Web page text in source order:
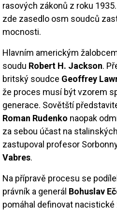
rasových zákonů z roku
zde zasedlo osm soudců
mocnosti.
Hlavním americkým
soudu Robert H. Jackson.
britský soudce Geoffrey
že proces musí být vzorem
generace. Sovětští
Roman Rudenko naopak
za sebou účast na
zastupoval profesor
Vabres.
Na přípravě procesu se
právník a generál Bohuslav
pomáhal definovat nacistické